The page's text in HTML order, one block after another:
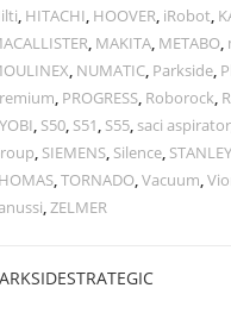
, HITACHI, HOOVER, iRobot,
, MAKITA, METABO,
, NUMATIC, Parkside,
, PROGRESS, Roborock,
, S50, S51, S55, saci aspirator
, SIEMENS, Silence, STANLEY
,TORNADO,Vacuum,
,ZELMER
STRATEGIC